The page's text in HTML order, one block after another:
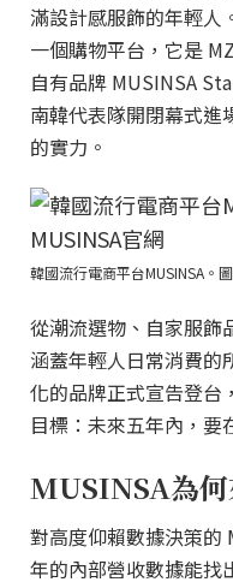
滿設計感服飾的年輕人
一個購物平台，它是
自有品牌 MUSINSA
南韓代表隊開閉幕式進
的實力。
韓國流行電商平台MUSINSA。
從潮流選物、自家服飾
涵蓋年輕人日常消費的
化的品牌正式宣告登台
目標：未來五年內，要
MUSINSA為何
對高度仰賴數據決策的
年的內部營收數據能找